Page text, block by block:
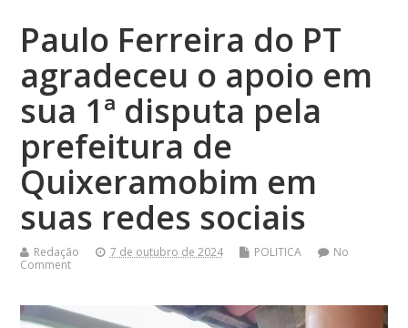
Paulo Ferreira do PT
agradeceu o apoio em
sua 1ª disputa pela
prefeitura de
Quixeramobim em
suas redes sociais
Redação 7 de outubro de 2024 POLITICA
No
Comment